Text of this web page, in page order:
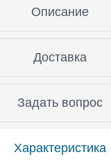
Характеристика
Описание
Доставка
Задать вопрос